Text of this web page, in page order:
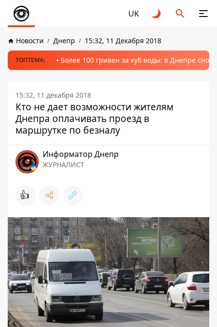
UK
Новости Днепр 15:32, 11 Декабря 2018
ТОПТЕМА: Более 100 гривен за куб воды: в Днепре
15:32, 11 декабря 2018
Кто не дает возможности жителям
Днепра оплачивать проезд в
маршрутке по безналу
Информатор Днепр
ЖУРНАЛИСТ
👍